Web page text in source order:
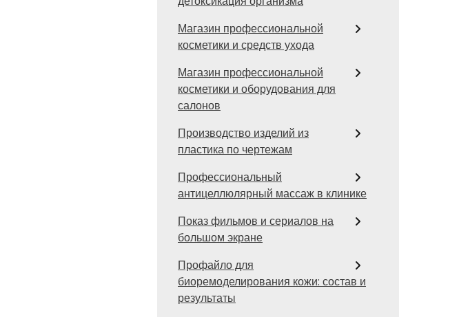
Магазин профессиональной
косметики и средств ухода
Магазин профессиональной
косметики и оборудования для
салонов
Производство изделий из
пластика по чертежам
Профессиональный
антицеллюлярный массаж в клинике
Показ фильмов и сериалов на
большом экране
Профайло для
биоремоделирования кожи: состав и
результаты